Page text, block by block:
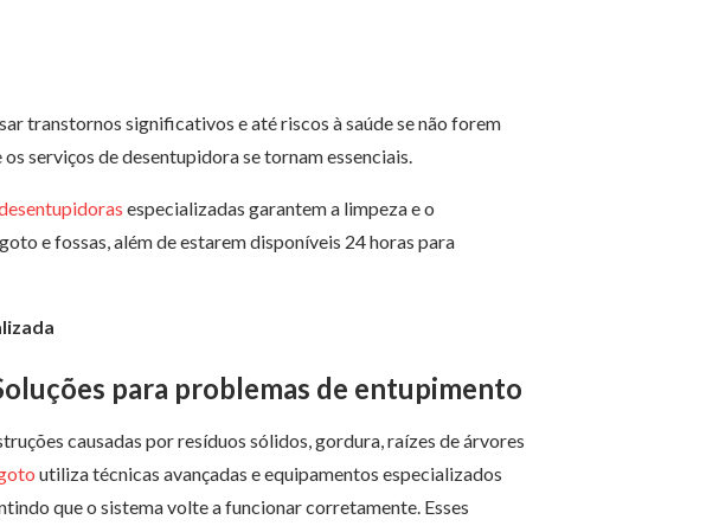
transtornos significativos e até riscos à saúde se não forem
serviços de desentupidora se tornam essenciais.
especializadas garantem a limpeza e o
e fossas, além de estarem disponíveis 24 horas para
para problemas de entupimento
causadas por resíduos sólidos, gordura, raízes de árvores
utiliza técnicas avançadas e equipamentos especializados
que o sistema volte a funcionar corretamente. Esses